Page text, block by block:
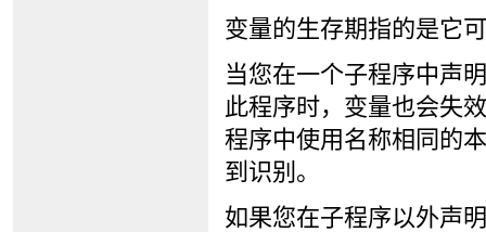
变量的生存期指的是它
当您在一个子程序中声
此程序时，变量也会失
程序中使用名称相同的
到识别。
如果您在子程序以外声